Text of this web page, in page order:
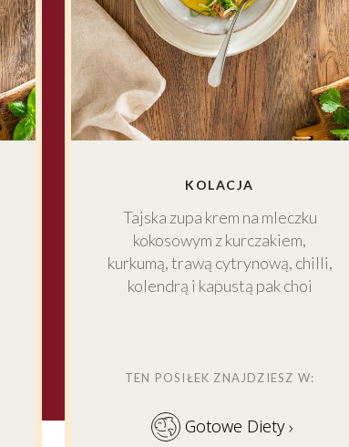
KOLACJA
Tajska zupa krem na mleczku
kokosowym z kurczakiem,
kurkumą, trawą cytrynową, chilli,
kolendrą i kapustą pak choi
TEN POSIŁEK ZNAJDZIESZ W:
Gotowe Diety ›